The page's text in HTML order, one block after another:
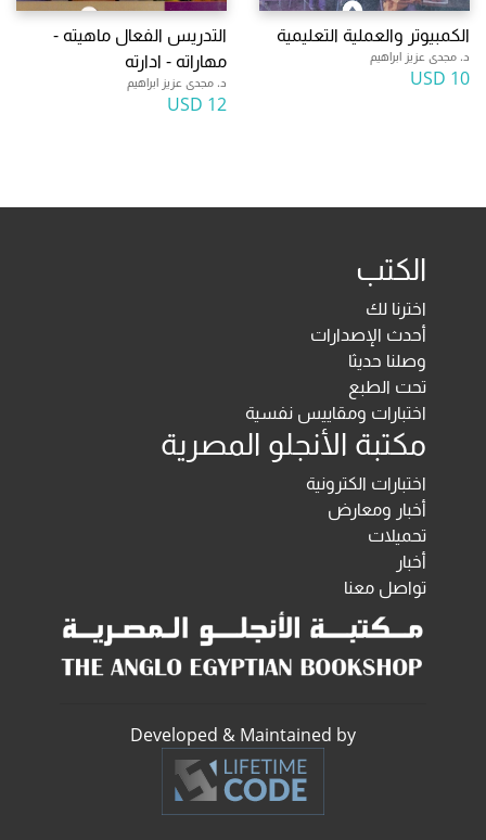
الكمبيوتر والعملية التعليمية
د. مجدى عزيز ابراهيم
10 USD
التدريس الفعال ماهيته -
مهاراته - ادارته
د. مجدى عزيز ابراهيم
12 USD
الكتب
اخترنا لك
أحدث الإصدارات
وصلنا حديثا
تحت الطبع
اختبارات ومقاييس نفسية
مكتبة الأنجلو المصرية
اختبارات الكترونية
أخبار ومعارض
تحميلات
أخبار
تواصل معنا
Developed & Maintained by